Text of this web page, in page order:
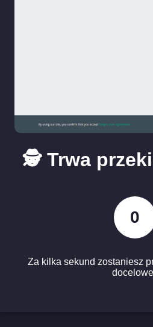
🕵️ Trwa
0
Za kilka sekund zostaniesz